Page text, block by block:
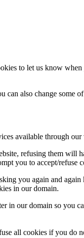
to let us know
also change some
available through our
refusing them
you to accept/refuse
you again and
in our domain.
in our domain so you
all cookies if you